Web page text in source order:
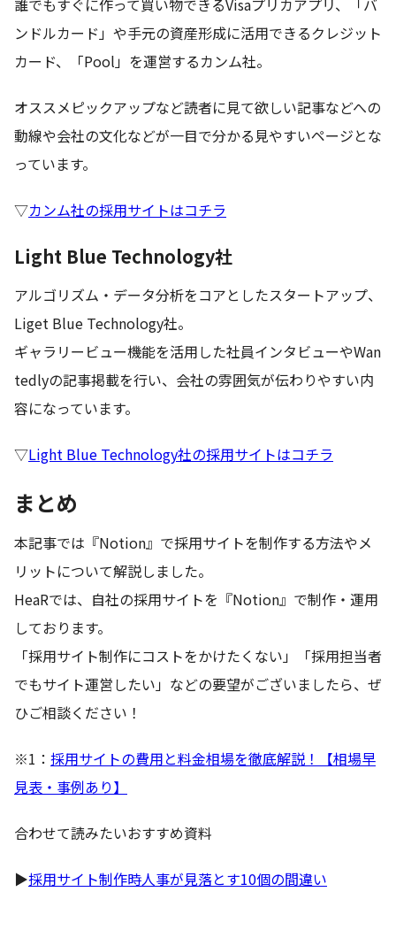
ンドルカード」や手元の資産形成に活用できるクレジット
カード、「Pool」を運営するカンム社。
オススメピックアップなど読者に見て欲しい記事などへの
動線や会社の文化などが一目で分かる見やすいページとな
っています。
▽カンム社の採用サイトはコチラ
Light Blue Technology社
アルゴリズム・データ分析をコアとしたスタートアップ、
Liget Blue Technology社。
ギャラリービュー機能を活用した社員インタビューやWan
tedlyの記事掲載を行い、会社の雰囲気が伝わりやすい内
容になっています。
▽Light Blue Technology社の採用サイトはコチラ
まとめ
本記事では『Notion』で採用サイトを制作する方法やメ
リットについて解説しました。
HeaRでは、自社の採用サイトを『Notion』で制作・運用
しております。
「採用サイト制作にコストをかけたくない」「採用担当者
でもサイト運営したい」などの要望がございましたら、ぜ
ひご相談ください！
※1： 採用サイトの費用と料金相場を徹底解説！【相場早
見表・事例あり】
合わせて読みたいおすすめ資料
▶︎採用サイト制作時人事が見落とす10個の間違い